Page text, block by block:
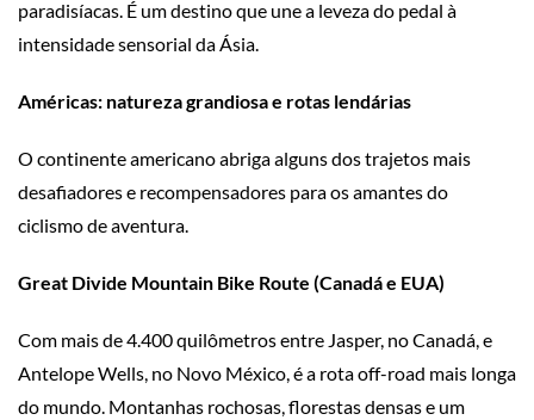
paradisíacas. É um destino que une a leveza do pedal à
intensidade sensorial da Ásia.
Américas: natureza grandiosa e rotas lendárias
O continente americano abriga alguns dos trajetos mais
desafiadores e recompensadores para os amantes do
ciclismo de aventura.
Great Divide Mountain Bike Route (Canadá e EUA)
Com mais de 4.400 quilômetros entre Jasper, no Canadá, e
Antelope Wells, no Novo México, é a rota off-road mais longa
do mundo. Montanhas rochosas, florestas densas e um